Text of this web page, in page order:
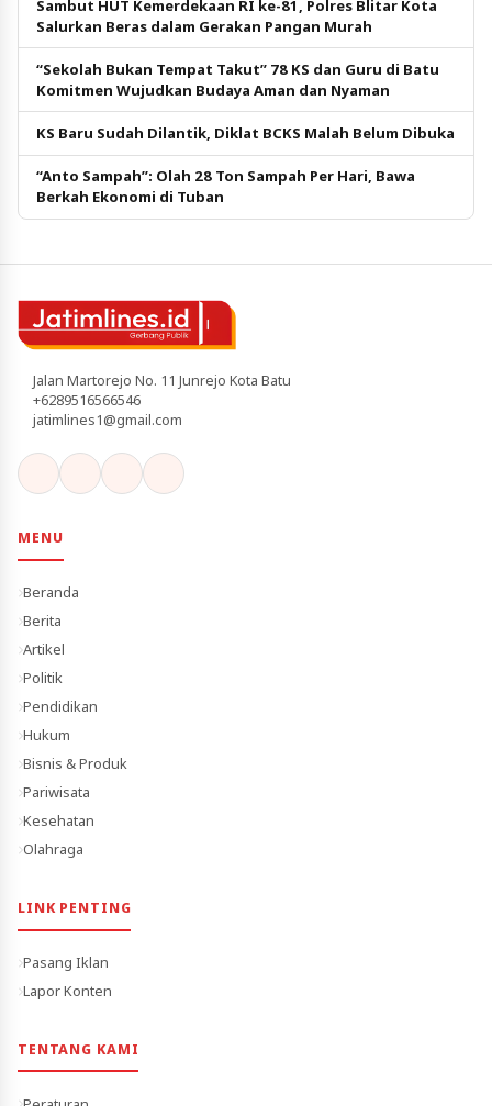
Sambut HUT Kemerdekaan RI ke-81, Polres Blitar Kota
Salurkan Beras dalam Gerakan Pangan Murah
“Sekolah Bukan Tempat Takut” 78 KS dan Guru di Batu
Komitmen Wujudkan Budaya Aman dan Nyaman
KS Baru Sudah Dilantik, Diklat BCKS Malah Belum Dibuka
“Anto Sampah”: Olah 28 Ton Sampah Per Hari, Bawa
Berkah Ekonomi di Tuban
Jalan Martorejo No. 11 Junrejo Kota Batu
+6289516566546
jatimlines1@gmail.com
MENU
Beranda
Berita
Artikel
Politik
Pendidikan
Hukum
Bisnis & Produk
Pariwisata
Kesehatan
Olahraga
LINK PENTING
Pasang Iklan
Lapor Konten
TENTANG KAMI